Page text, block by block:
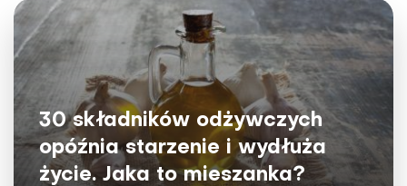
30 składników odżywczych
opóźnia starzenie i wydłuża
życie. Jaka to mieszanka?